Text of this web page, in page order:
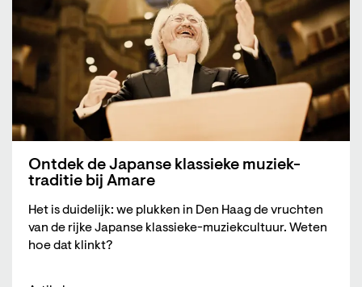
Ontdek de Japanse klassieke muziek-
traditie bij Amare
Het is duidelijk: we plukken in Den Haag de vruchten
van de rijke Japanse klassieke-muziekcultuur. Weten
hoe dat klinkt?